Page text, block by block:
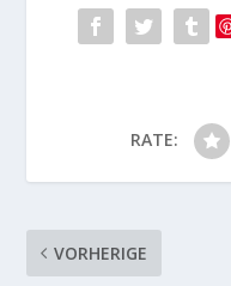
RATE:
VORHERIGE